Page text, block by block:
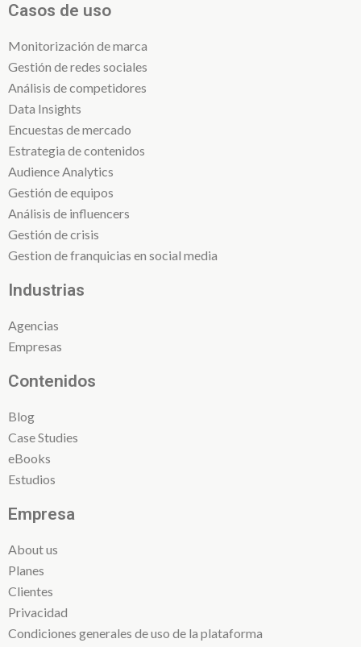
Casos de uso
Monitorización de marca
Gestión de redes sociales
Análisis de competidores
Data Insights
Encuestas de mercado
Estrategia de contenidos
Audience Analytics
Gestión de equipos
Análisis de influencers
Gestión de crisis
Gestion de franquicias en social media
Industrias
Agencias
Empresas
Contenidos
Blog
Case Studies
eBooks
Estudios
Empresa
About us
Planes
Clientes
Privacidad
Condiciones generales de uso de la plataforma